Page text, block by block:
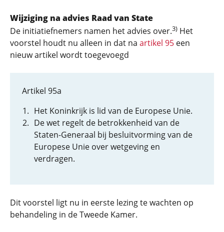
Wijziging na advies Raad van State
De initiatiefnemers namen het advies over.3) Het
voorstel houdt nu alleen in dat na artikel 95 een
nieuw artikel wordt toegevoegd
Artikel 95a
Het Koninkrijk is lid van de Europese Unie.
De wet regelt de betrokkenheid van de
Staten-Generaal bij besluitvorming van de
Europese Unie over wetgeving en
verdragen.
Dit voorstel ligt nu in eerste lezing te wachten op
behandeling in de Tweede Kamer.